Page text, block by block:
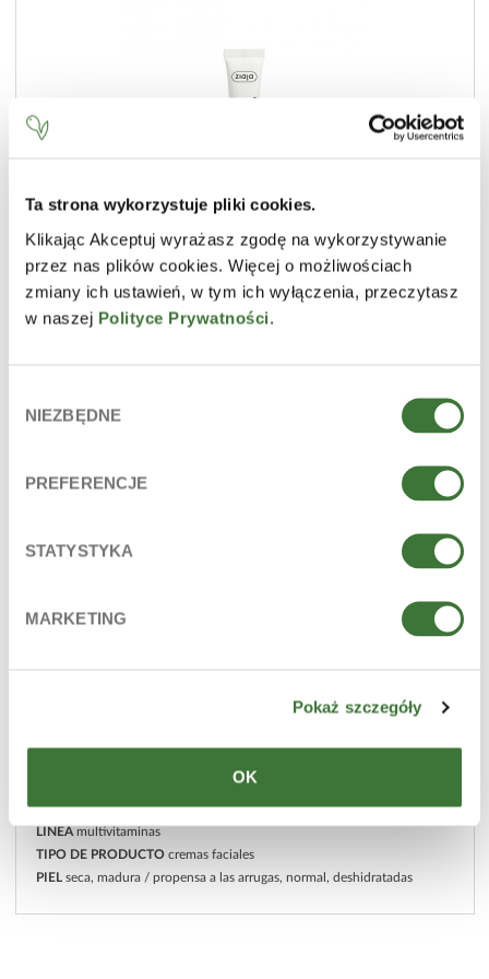
Ta strona wykorzystuje pliki cookies.
Klikając Akceptuj wyrażasz zgodę na wykorzystywanie
przez nas plików cookies. Więcej o możliwościach
zmiany ich ustawień, w tym ich wyłączenia, przeczytasz
w naszej Polityce Prywatności.
zgody
NIEZBĘDNE
PREFERENCJE
STATYSTYKA
MARKETING
Pokaż szczegóły
OK
crema contorno de ojos
LÍNEA multivitaminas
TIPO DE PRODUCTO
cremas contorno de ojos
LÍNEA multivitaminas
TIPO DE PRODUCTO cremas faciales
PIEL seca, madura / propensa a las arrugas, normal, deshidratadas